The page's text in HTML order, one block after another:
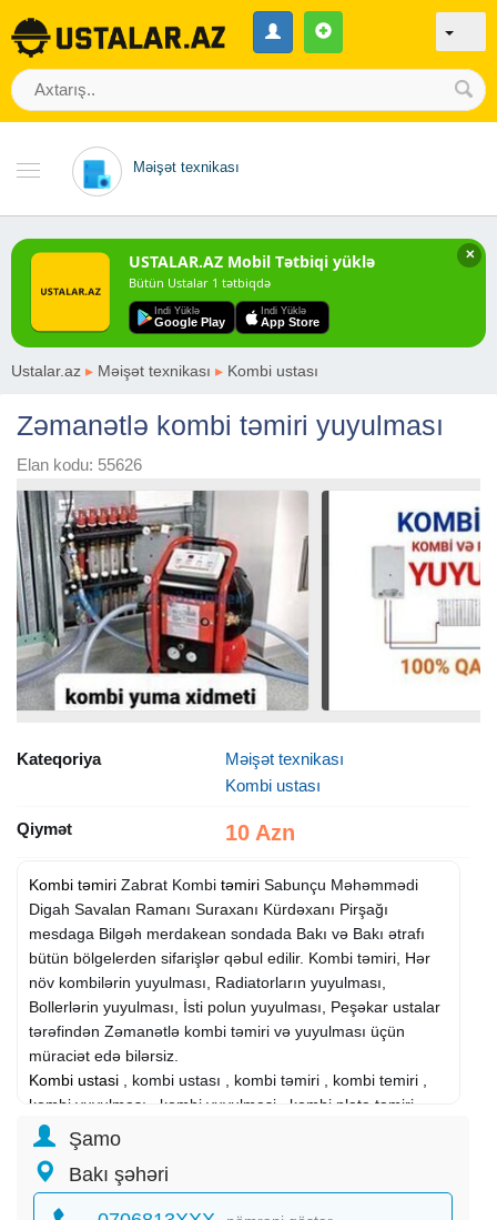
Məişət texnikası
✕
USTALAR.AZ Mobil Tətbiqi yüklə
Bütün Ustalar 1 tətbiqdə
Indi Yüklə
Google Play
Indi Yüklə
App Store
Ustalar.az ▸ Məişət texnikası ▸ Kombi ustası
Zəmanətlə kombi təmiri yuyulması
Elan kodu: 55626
Kateqoriya
Məişət texnikası
Kombi ustası
Qiymət 10 Azn
Kombi təmiri Zabrat Kombi təmiri Sabunçu Məhəmmədi
Digah Savalan Ramanı Suraxanı Kürdəxanı Pirşağı
mesdaga Bilgəh merdakean sondada Bakı və Bakı ətrafı
bütün bölgelerden sifarişlər qəbul edilir. Kombi təmiri, Hər
növ kombilərin yuyulması, Radiatorların yuyulması,
Bollerlərin yuyulması, İsti polun yuyulması, Peşəkar ustalar
tərəfindən Zəmanətlə kombi təmiri və yuyulması üçün
müraciət edə bilərsiz.
Kombi ustasi , kombi ustası , kombi təmiri , kombi temiri ,
kombi yuyulması , kombi yuyulmasi , kombi plata təmiri ,
kombi plata temiri , kombi quraşdırılması , kombi
qurasdirilmasi , kombi , kombi radyatr yuyulmasi , konbi
temiri , konbi yuyulmasi , konbi ustasi , konbi radiyatir
yuyulmasi , erpden xususi dermanla temizlemek , konbi
Şamo
Bakı şəhəri